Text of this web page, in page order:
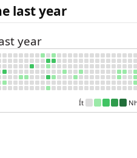
last year
year
Ít